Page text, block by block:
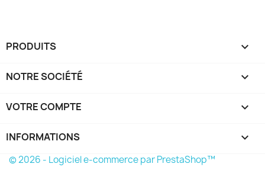
PRODUITS 
NOTRE SOCIÉTÉ 
VOTRE COMPTE 
INFORMATIONS keyboard_arrow_down
© 2026 - Logiciel e-commerce par PrestaShop™